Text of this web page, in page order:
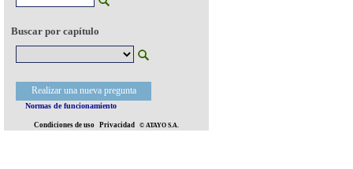
Buscar por capítulo
Realizar una nueva pregunta
Normas de funcionamiento
Condiciones de uso Privacidad © ATAYO S.A.